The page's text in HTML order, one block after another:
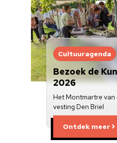
Cultuuragenda
Bezoek de
2026
Het Montmartre van
vesting Den Briel
Ontdek meer